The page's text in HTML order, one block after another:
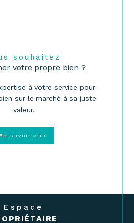
souhaitez
votre propre bien ?
à votre service pour
sur le marché à sa juste
valeur.
En savoir plus
Espace